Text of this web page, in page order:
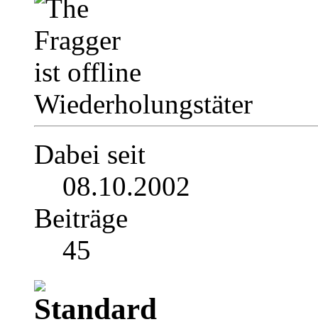
Wiederholungstäter
Dabei seit
08.10.2002
Beiträge
45